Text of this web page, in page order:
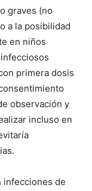
graves (no
a la posibilidad
en niños
primera dosis
observación y
incluso en
infecciones de